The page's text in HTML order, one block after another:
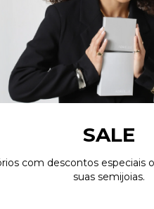
SALE
com descontos
suas semijoias.